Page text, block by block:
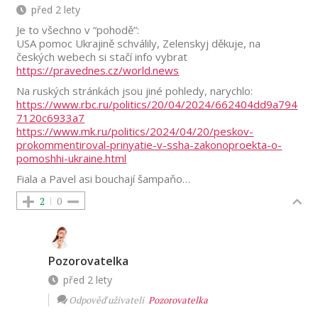
před 2 lety
Je to všechno v “pohodě”:
USA pomoc Ukrajině schválily, Zelenskyj děkuje, na
českých webech si stačí info vybrat
https://pravednes.cz/world.news
Na ruských stránkách jsou jiné pohledy, narychlo:
https://www.rbc.ru/politics/20/04/2024/662404dd9a794
7120c6933a7
https://www.mk.ru/politics/2024/04/20/peskov-
prokommentiroval-prinyatie-v-ssha-zakonoproekta-o-
pomoshhi-ukraine.html
Fiala a Pavel asi bouchají šampaňo…
2 0
Pozorovatelka
před 2 lety
Odpověď uživateliPozorovatelka